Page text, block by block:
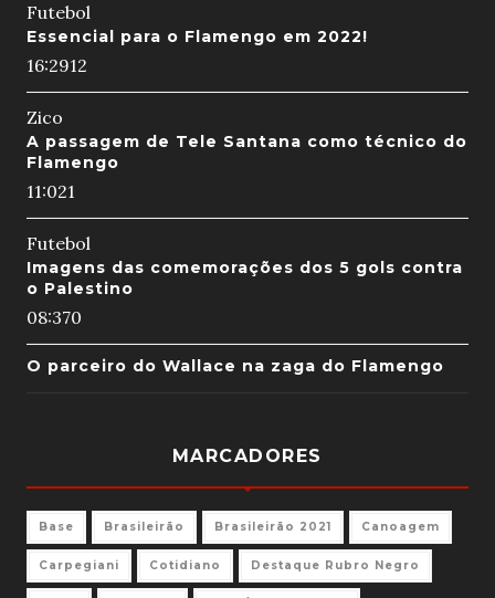
Futebol
Essencial para o Flamengo em 2022!
16:2912
Zico
A passagem de Tele Santana como técnico do
Flamengo
11:021
Futebol
Imagens das comemorações dos 5 gols contra
o Palestino
08:370
O parceiro do Wallace na zaga do Flamengo
MARCADORES
Base Brasileirão Brasileirão 2021 Canoagem
Carpegiani Cotidiano Destaque Rubro Negro